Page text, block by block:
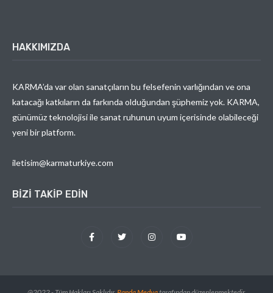
HAKKIMIZDA
KARMA’da var olan sanatçıların bu felsefenin varlığından ve ona
katacağı katkıların da farkında olduğundan şüphemiz yok. KARMA,
günümüz teknolojisi ile sanat ruhunun uyum içerisinde olabileceği
yeni bir platform.
iletisim@karmaturkiye.com
BIZI TAKIP EDIN